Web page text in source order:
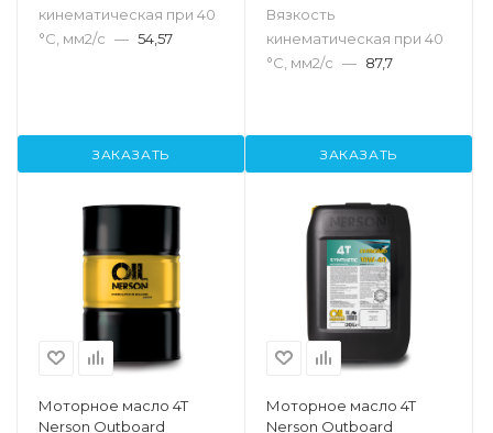
кинематическая при 40
°С, мм2/с — 54,57
ЗАКАЗАТЬ
Вязкость
кинематическая при 40
°С, мм2/с — 87,7
ЗАКАЗАТЬ
Моторное масло 4T
Nerson Outboard
Моторное масло 4T
Nerson Outboard